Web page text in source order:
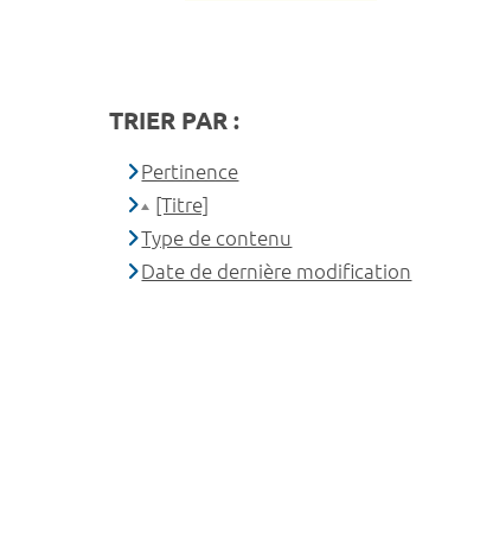
TRIER PAR :
Pertinence
[Titre]
Type de contenu
Date de dernière modification